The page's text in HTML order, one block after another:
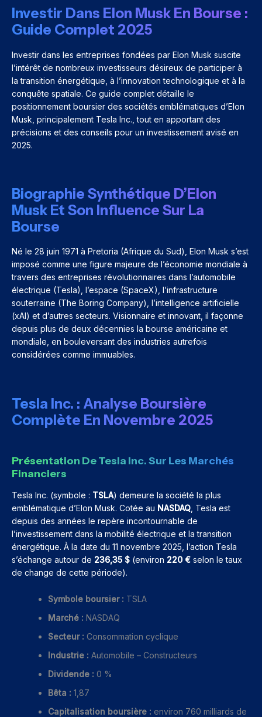
Investir Dans Elon Musk En Bourse :
Guide Complet 2025
Investir dans les entreprises fondées par Elon Musk suscite
l’intérêt de nombreux investisseurs désireux de participer à
la transition énergétique, à l’innovation technologique et à la
conquête spatiale. Ce guide complet détaille le
positionnement boursier des sociétés emblématiques d’Elon
Musk, principalement Tesla Inc., tout en apportant des
précisions et des conseils pour un investissement avisé en
2025.
Biographie Synthétique D’Elon
Musk Et Son Influence Sur La
Bourse
Né le 28 juin 1971 à Pretoria (Afrique du Sud), Elon Musk s’est
imposé comme une figure majeure de l’économie mondiale à
travers des entreprises révolutionnaires dans l’automobile
électrique (Tesla), l’espace (SpaceX), l’infrastructure
souterraine (The Boring Company), l’intelligence artificielle
(xAI) et d’autres secteurs. Visionnaire et innovant, il façonne
depuis plus de deux décennies la bourse américaine et
mondiale, en bouleversant des industries autrefois
considérées comme immuables.
Tesla Inc. : Analyse Boursière
Complète En Novembre 2025
Présentation De Tesla Inc. Sur Les Marchés
Financiers
Tesla Inc. (symbole : TSLA) demeure la société la plus
emblématique d’Elon Musk. Cotée au NASDAQ , Tesla est
depuis des années le repère incontournable de
l’investissement dans la mobilité électrique et la transition
énergétique. À la date du 11 novembre 2025, l’action Tesla
s’échange autour de 236,35 $ (environ 220 € selon le taux
de change de cette période).
Symbole boursier : TSLA
Marché : NASDAQ
Secteur : Consommation cyclique
Industrie : Automobile – Constructeurs
Dividende : 0 %
Bêta : 1,87
Capitalisation boursière : environ 760 milliards de